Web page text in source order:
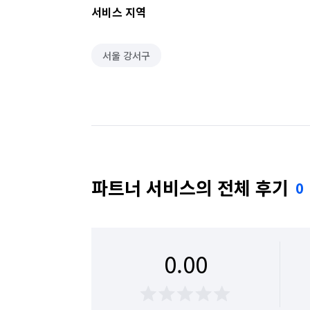
배관 청소
서비스 지역
서울 강서구
파트너 서비스의 전체 후기 0
0.00